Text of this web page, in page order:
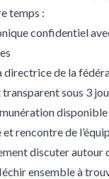
temps :
confidentiel
directrice de la
sous 3
disponible
rencontre de
discuter autour
ensemble à